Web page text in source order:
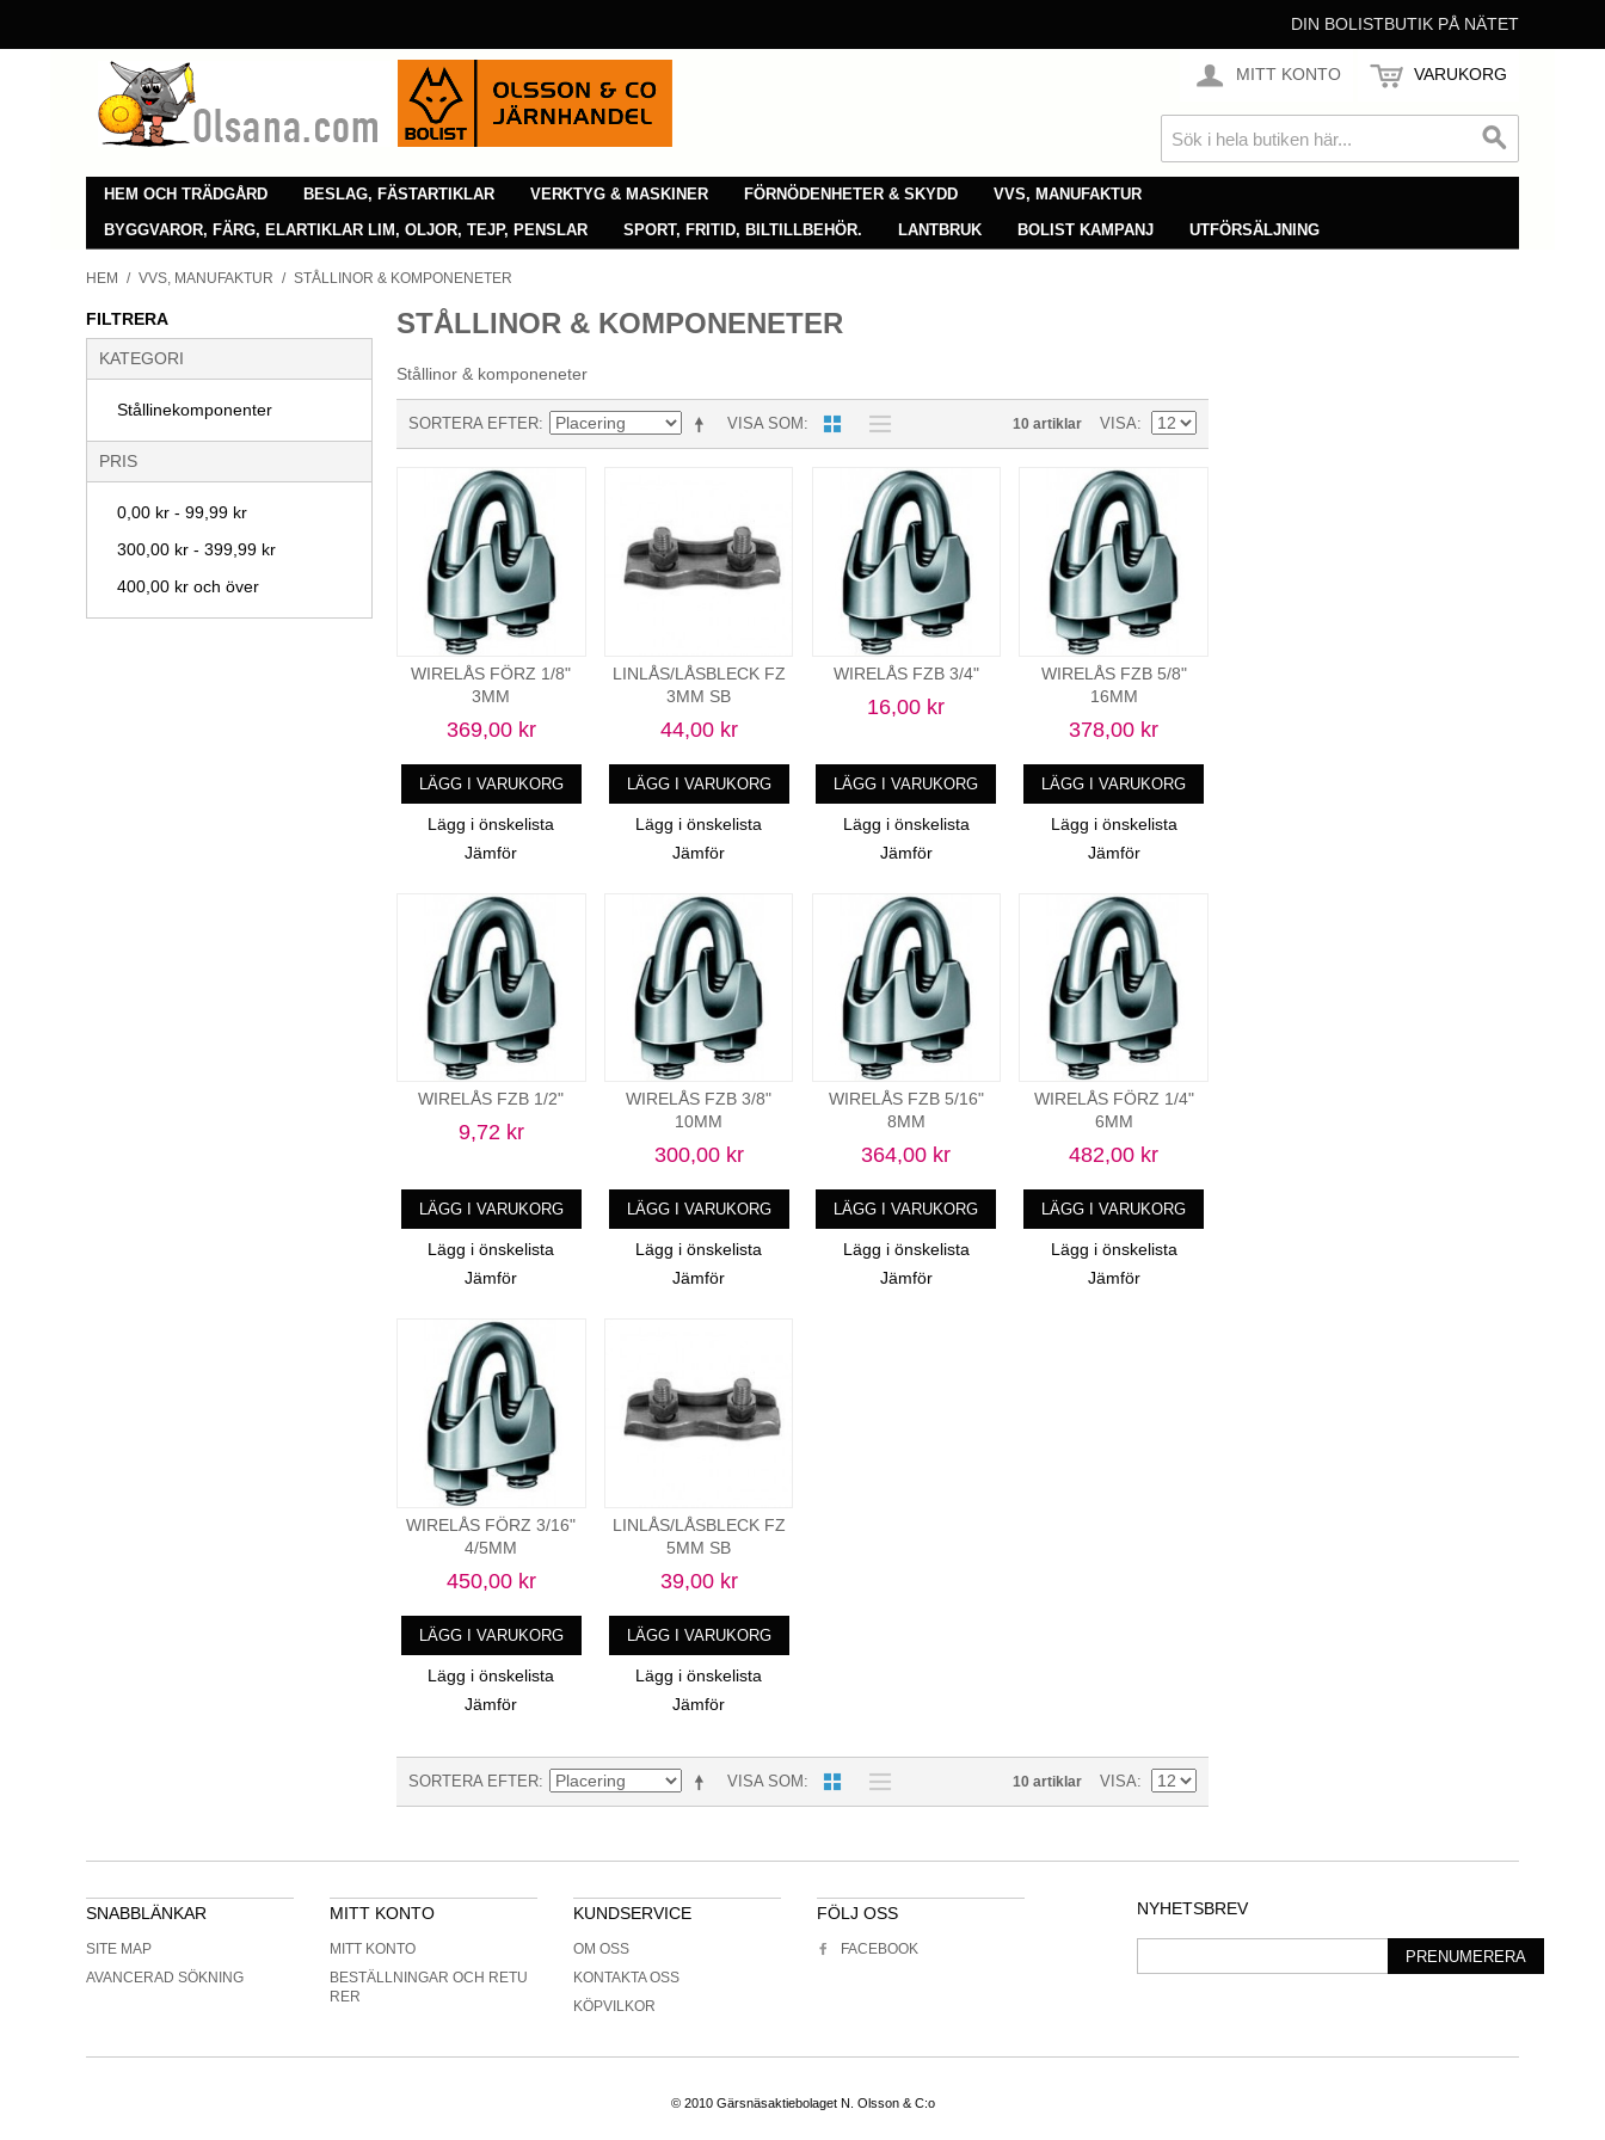
DIN BOLISTBUTIK PÅ NÄTET
MITT KONTO VARUKORG
HEM OCH TRÄDGÅRD BESLAG, FÄSTARTIKLAR VERKTYG & MASKINER FÖRNÖDENHETER & SKYDD
VVS, MANUFAKTUR
BYGGVAROR, FÄRG, ELARTIKLAR LIM, OLJOR, TEJP, PENSLAR
SPORT, FRITID, BILTILLBEHÖR. LANTBRUK BOLIST KAMPANJ UTFÖRSÄLJNING
HEM / VVS, MANUFAKTUR / STÅLLINOR & KOMPONENETER
FILTRERA
KATEGORI
Stållinekomponenter
PRIS
0,00 kr - 99,99 kr
300,00 kr - 399,99 kr
400,00 kr och över
STÅLLINOR & KOMPONENETER
Stållinor & komponeneter
VISA SOM
SORTERA EFTER 10 artiklar VISA
WIRELÅS FÖRZ 1/8"
3MM
369,00 kr
LÄGG I VARUKORG
Lägg i önskelista
Jämför
LINLÅS/LÅSBLECK FZ
3MM SB
44,00 kr
LÄGG I VARUKORG
Lägg i önskelista
Jämför
WIRELÅS FZB 3/4"
16,00 kr
LÄGG I VARUKORG
Lägg i önskelista
Jämför
WIRELÅS FZB 5/8"
16MM
378,00 kr
LÄGG I VARUKORG
Lägg i önskelista
Jämför
WIRELÅS FZB 1/2"
9,72 kr
LÄGG I VARUKORG
Lägg i önskelista
Jämför
WIRELÅS FZB 3/8"
10MM
300,00 kr
LÄGG I VARUKORG
Lägg i önskelista
Jämför
WIRELÅS FZB 5/16"
8MM
364,00 kr
LÄGG I VARUKORG
Lägg i önskelista
Jämför
WIRELÅS FÖRZ 1/4"
6MM
482,00 kr
LÄGG I VARUKORG
Lägg i önskelista
Jämför
WIRELÅS FÖRZ 3/16"
4/5MM
450,00 kr
LÄGG I VARUKORG
Lägg i önskelista
Jämför
LINLÅS/LÅSBLECK FZ
5MM SB
39,00 kr
LÄGG I VARUKORG
Lägg i önskelista
Jämför
VISA SOM
SORTERA EFTER 10 artiklar VISA
NYHETSBREV
PRENUMERERA
SNABBLÄNKAR
SITE MAP
AVANCERAD SÖKNING
MITT KONTO
MITT KONTO
BESTÄLLNINGAR OCH RETU
RER
KUNDSERVICE
OM OSS
KONTAKTA OSS
KÖPVILKOR
FÖLJ OSS
FACEBOOK
© 2010 Gärsnäsaktiebolaget N. Olsson & C:o